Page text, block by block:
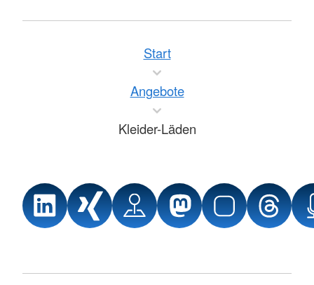
Start
Angebote
Kleider-Läden